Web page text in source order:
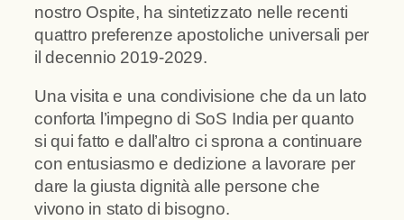
nostro Ospite, ha sintetizzato nelle recenti
quattro preferenze apostoliche universali per
il decennio 2019-2029.
Una visita e una condivisione che da un lato
conforta l’impegno di SoS India per quanto
si qui fatto e dall’altro ci sprona a continuare
con entusiasmo e dedizione a lavorare per
dare la giusta dignità alle persone che
vivono in stato di bisogno.